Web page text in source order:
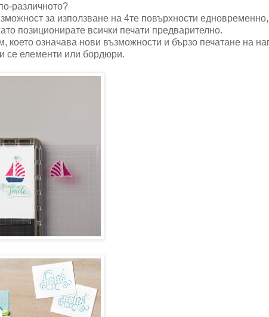
различното?
за използване на 4те повърхности
позиционирате всички печати предварително.
което означава нови възможности и бързо печатане на
се елементи или бордюри.